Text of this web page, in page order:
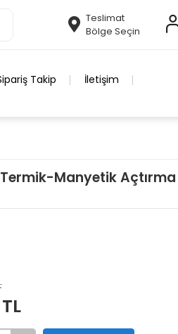
Teslimat
Bölge Seçin
Takip İletişim
Manyetik